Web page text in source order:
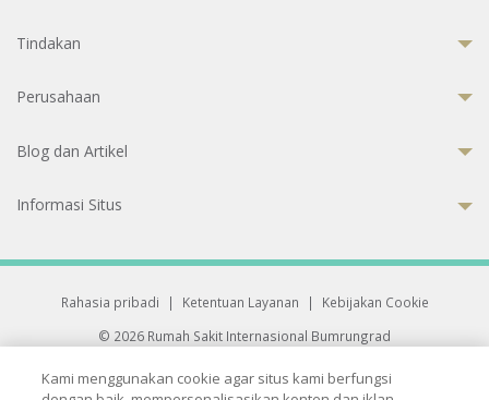
Tindakan
Perusahaan
Blog dan Artikel
Informasi Situs
Rahasia pribadi | Ketentuan Layanan |
Kebijakan Cookie
© 2026 Rumah Sakit Internasional Bumrungrad
33 Sukhumvit 3, Wattana, Bangkok 10110 Thailand.
Kami menggunakan cookie agar situs kami berfungsi